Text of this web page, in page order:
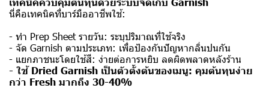
นี่คือเทคนิคที่บาร์มืออาชีพใช้:
- ทำ Prep Sheet รายวัน: ระบุปริมาณที่ใช้จริง
- จัด Garnish ตามประเภท: เพื่อป้องกันปัญหากลิ่นปนกัน
- แยกภาชนะโดยใช้สี: ง่ายต่อการหยิบ ลดผิดพลาดหลังร้าน
- ใช้ Dried Garnish เป็นตัวตั้งต้นของเมนู: คุมต้นทุนง่าย
กว่า Fresh มากถึง 30-40%